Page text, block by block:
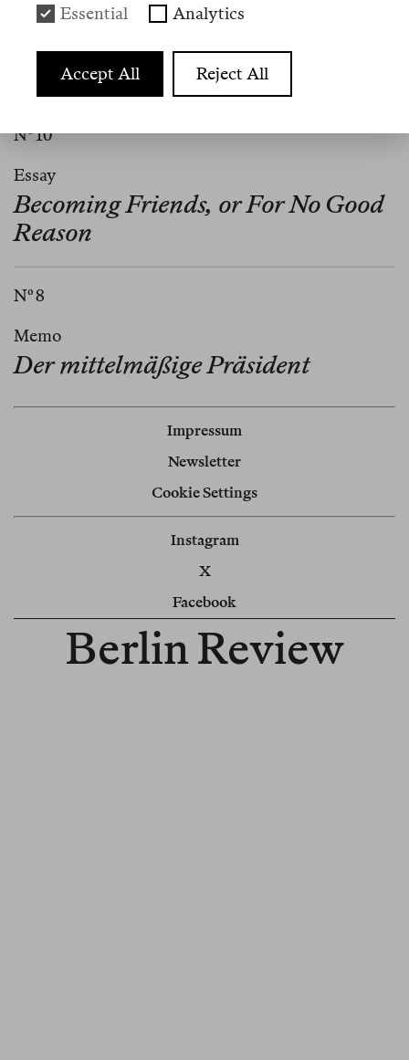
Artikel
Nº 10
Essay
Becoming Friends, or For No Good
Reason
Nº 8
Memo
Der mittelmäßige Präsident
Impressum
Newsletter
Cookie Settings
Instagram
X
Facebook
Berlin Review
Essential Analytics
Accept All Reject All